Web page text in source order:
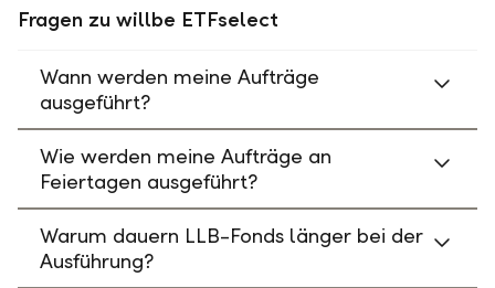
Fragen zu willbe ETFselect
Wann werden meine Aufträge
ausgeführt?
Wie werden meine Aufträge an
Feiertagen ausgeführt?
Warum dauern LLB-Fonds länger bei der
Ausführung?